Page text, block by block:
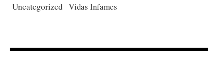
Uncategorized Vidas Infames